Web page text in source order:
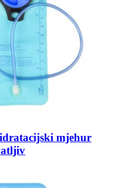
mjehur